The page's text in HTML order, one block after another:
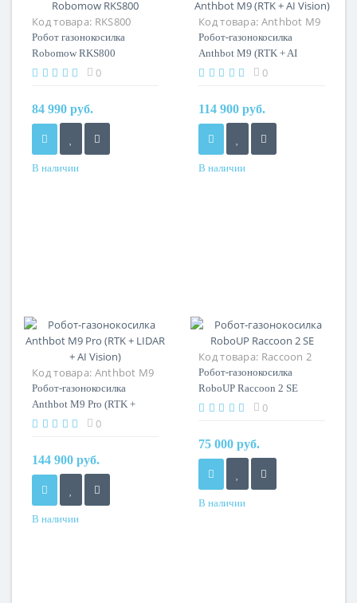
Код товара: RKS800
Робот газонокосилка
Robomow RKS800
0
84 990 руб.
В наличии
Код товара: Anthbot M9
(RTK GPS + AI Vision)
Робот-газонокосилка
Anthbot M9 (RTK + AI
Vision)
0
114 900 руб.
В наличии
Код товара: Anthbot M9
Pro (LIDAR + RTK + AI
Vision)
Робот-газонокосилка
Anthbot M9 Pro (RTK +
LIDAR + AI Vision)
0
144 900 руб.
В наличии
Код товара: Raccoon 2
SE
Робот-газонокосилка
RoboUP Raccoon 2 SE
0
75 000 руб.
В наличии